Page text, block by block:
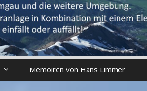
Memoiren von Hans Limmer